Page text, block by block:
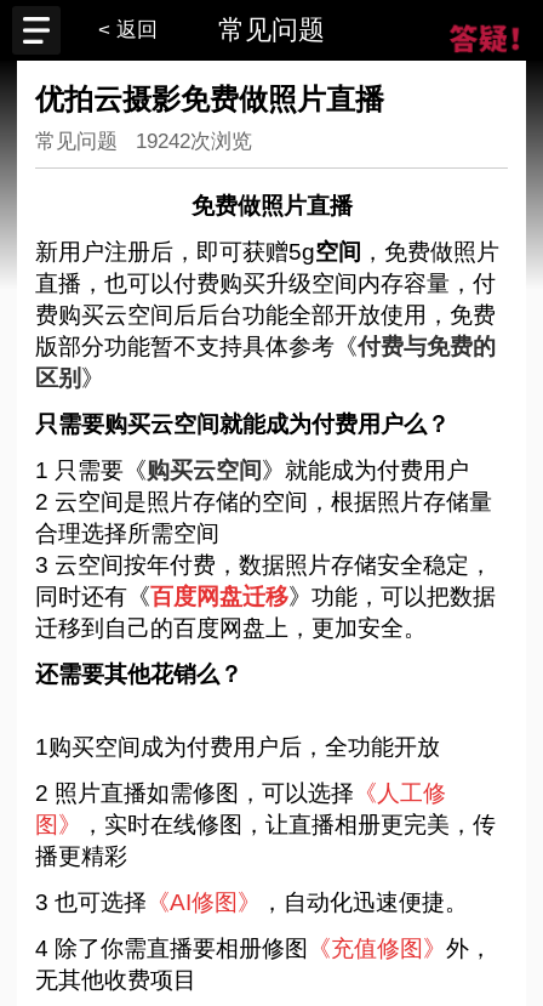
< 返回 常见问题
优拍云摄影免费做照片直播
常见问题 19242次浏览
免费做照片直播
新用户注册后，即可获赠5g空间 ，免费做照片
直播，也可以付费购买升级空间内存容量，付
费购买云空间后后台功能全部开放使用，免费
版部分功能暂不支持具体参考《付费与免费的
区别 》
只需要购买云空间就能成为付费用户么？
1 只需要《购买云空间》就能成为付费用户
2 云空间是照片存储的空间，根据照片存储量
合理选择所需空间
3 云空间按年付费，数据照片存储安全稳定，
同时还有《百度网盘迁移》功能，可以把数据
迁移到自己的百度网盘上，更加安全。
还需要其他花销么？
1购买空间成为付费用户后，全功能开放
2 照片直播如需修图，可以选择 《人工修
图》
，实时在线修图，让直播相册更完美，传
播更精彩
3 也可选择 《AI修图》
，自动化迅速便捷。
4 除了你需直播要相册修图
《充值修图》 外，
无其他收费项目